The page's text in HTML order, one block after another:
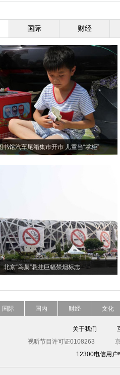
国际 财经
书馆汽车尾箱集市开市 儿童当“掌柜”
北京“鸟巢”悬挂巨幅禁烟标志
国际 国内 财经 文化
关于我们
视听节目许可证0108263
12300电信用户